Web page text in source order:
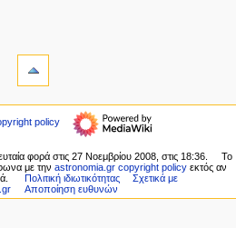
φορά στις 27 Νοεμβρίου 2008, στις 18:36.
Το
με τηνastronomia.gr copyright policy εκτός αν
Πολιτική ιδιωτικότητας
Σχετικά με
Αποποίηση ευθυνών